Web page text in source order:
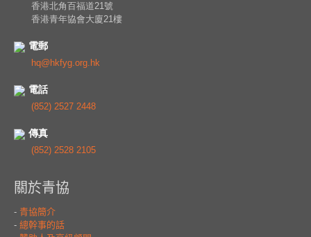
香港北角百福道21號
香港青年協會大廈21樓
電郵
hq@hkfyg.org.hk
電話
(852) 2527 2448
傳真
(852) 2528 2105